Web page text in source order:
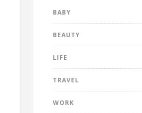
BABY
BEAUTY
LIFE
TRAVEL
WORK